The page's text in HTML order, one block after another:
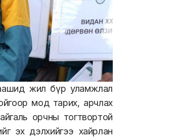
жил бүр уламжлал
мод тарих, арчлах
орчны тогтвортой
эх дэлхийгээ хайрлан